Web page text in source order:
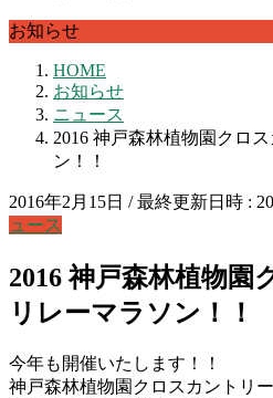
お知らせ
HOME
お知らせ
ニュース
2016 神戸森林植物園クロ
ン！！
2016年2月15日 / 最終更新日時 :
ュース
2016 神戸森林植物園
リレーマラソン！！
今年も開催いたします！！
神戸森林植物園クロスカントリ